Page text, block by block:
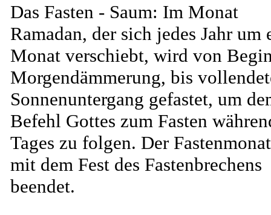
Das Fasten - Saum: Im Monat
Ramadan, der sich jedes Jahr um
Monat verschiebt, wird von
Morgendämmerung, bis
Sonnenuntergang gefastet, um
Befehl Gottes zum Fasten
Tages zu folgen. Der
mit dem Fest des Fastenbrechens
beendet.